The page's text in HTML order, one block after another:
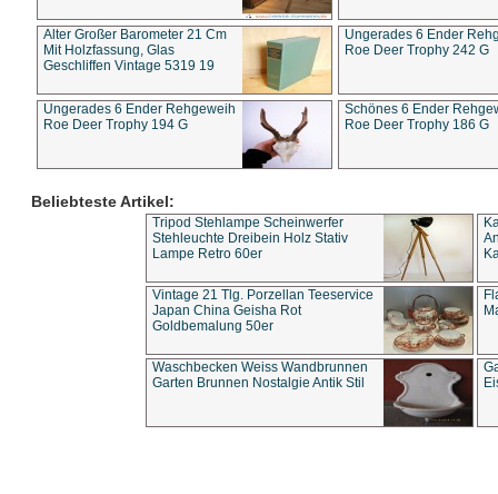
Alter Großer Barometer 21 Cm
Mit Holzfassung, Glas
Geschliffen Vintage 5319 19
Ungerades 6 Ender
Roe Deer Trophy 242 G
Ungerades 6 Ender Rehgeweih
Roe Deer Trophy 194 G
Schönes 6 Ender
Roe Deer Trophy 186 G
Beliebteste Artikel:
Tripod Stehlampe Scheinwerfer
Stehleuchte Dreibein Holz Stativ
Lampe Retro 60er
Vintage 21 Tlg. Porzellan Teeservice
Japan China Geisha Rot
Goldbemalung 50er
Waschbecken Weiss Wandbrunnen
Garten Brunnen Nostalgie Antik Stil